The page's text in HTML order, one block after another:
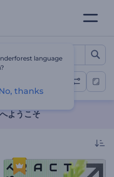
待動画の世界
ようこそ
language
thanks